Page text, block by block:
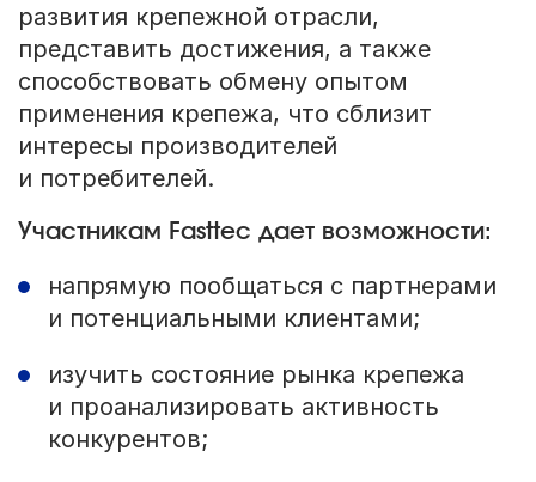
развития крепежной отрасли,
представить достижения, а также
способствовать обмену опытом
применения крепежа, что сблизит
интересы производителей
и потребителей.
Участникам Fasttec дает возможности:
напрямую пообщаться с партнерами
и потенциальными клиентами;
изучить состояние рынка крепежа
и проанализировать активность
конкурентов;